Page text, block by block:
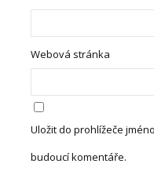
Webová stránka
Uložit do prohlížeče
budoucí komentáře.